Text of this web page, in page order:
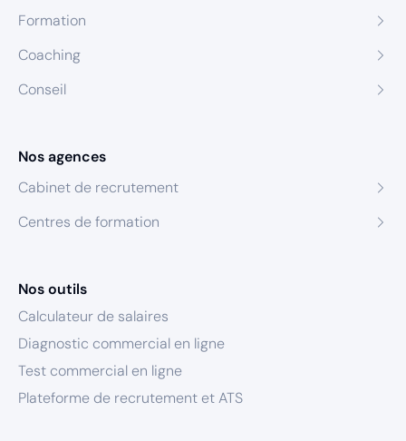
Formation
Coaching
Conseil
Nos agences
Cabinet de recrutement
Centres de formation
Nos outils
Calculateur de salaires
Diagnostic commercial en ligne
Test commercial en ligne
Plateforme de recrutement et ATS